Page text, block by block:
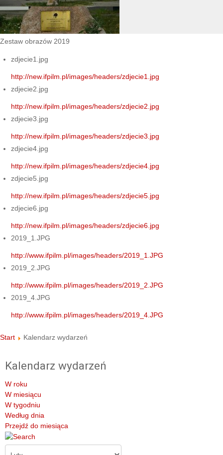
Zestaw obrazów 2019
zdjecie1.jpg
http://new.ifpilm.pl/images/headers/zdjecie1.jpg
zdjecie2.jpg
http://new.ifpilm.pl/images/headers/zdjecie2.jpg
zdjecie3.jpg
http://new.ifpilm.pl/images/headers/zdjecie3.jpg
zdjecie4.jpg
http://new.ifpilm.pl/images/headers/zdjecie4.jpg
zdjecie5.jpg
http://new.ifpilm.pl/images/headers/zdjecie5.jpg
zdjecie6.jpg
http://new.ifpilm.pl/images/headers/zdjecie6.jpg
2019_1.JPG
http://www.ifpilm.pl/images/headers/2019_1.JPG
2019_2.JPG
http://www.ifpilm.pl/images/headers/2019_2.JPG
2019_4.JPG
http://www.ifpilm.pl/images/headers/2019_4.JPG
Start Kalendarz wydarzeń
Kalendarz wydarzeń
W roku
W miesiącu
W tygodniu
Według dnia
Przejdź do miesiąca